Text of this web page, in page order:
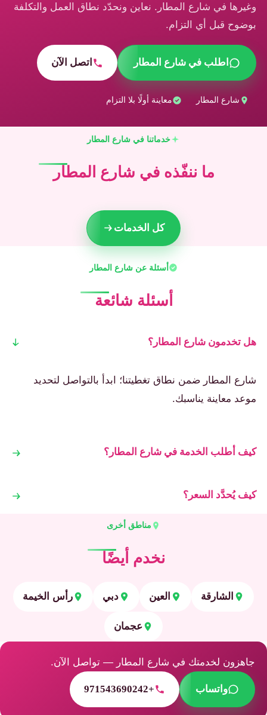
وغيرها في شارع المطار. نعاين ونحدّد نطاق العمل والتكلفة
بوضوح قبل أي التزام.
اطلب في شارع المطار اتصل الآن
شارع المطار معاينة أولًا بلا التزام
خدماتنا في شارع المطار
ما ننفّذه في شارع المطار
كل الخدمات
أسئلة عن شارع المطار
أسئلة شائعة
هل تخدمون شارع المطار؟
شارع المطار ضمن نطاق تغطيتنا؛ ابدأ بالتواصل لتحديد
موعد معاينة يناسبك.
كيف أطلب الخدمة في شارع المطار؟
كيف يُحدَّد السعر؟
مناطق أخرى
نخدم أيضًا
الشارقة العين دبي رأس الخيمة
عجمان
جاهزون لخدمتك في شارع المطار — تواصل الآن.
واتساب +971543690242